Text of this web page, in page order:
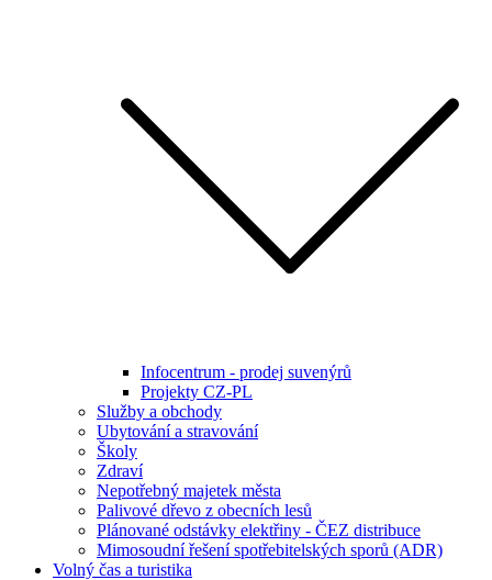
Infocentrum - prodej suvenýrů
Projekty CZ-PL
Služby a obchody
Ubytování a stravování
Školy
Zdraví
Nepotřebný majetek města
Palivové dřevo z obecních lesů
Plánované odstávky elektřiny - ČEZ distribuce
Mimosoudní řešení spotřebitelských sporů (ADR)
Volný čas a turistika